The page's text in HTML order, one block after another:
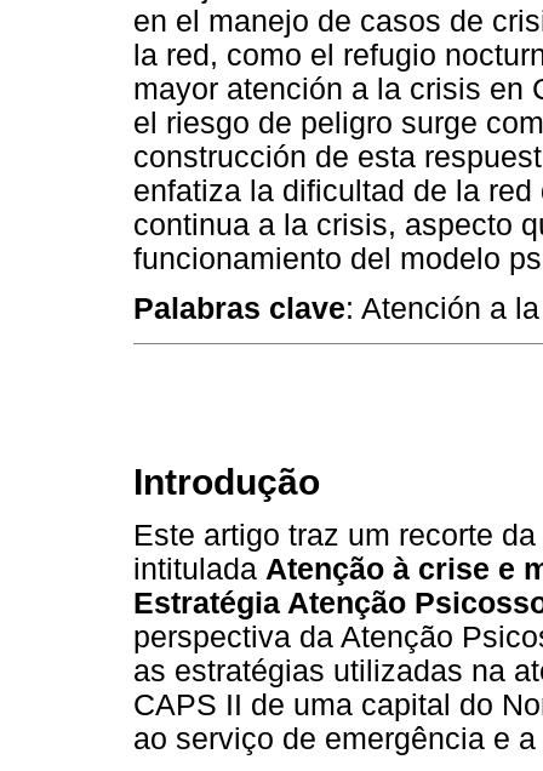
en el manejo de casos de
la red, como el refugio
mayor atención a la crisis en
el riesgo de peligro surge
construcción de esta
enfatiza la dificultad de la
continua a la crisis, aspecto
funcionamiento del modelo
Palabras clave: Atención a
Introdução
Este artigo traz um recorte
intitulada Atenção à crise e
Estratégia Atenção
perspectiva da Atenção
as estratégias utilizadas na
CAPS II de uma capital do
ao serviço de emergência e